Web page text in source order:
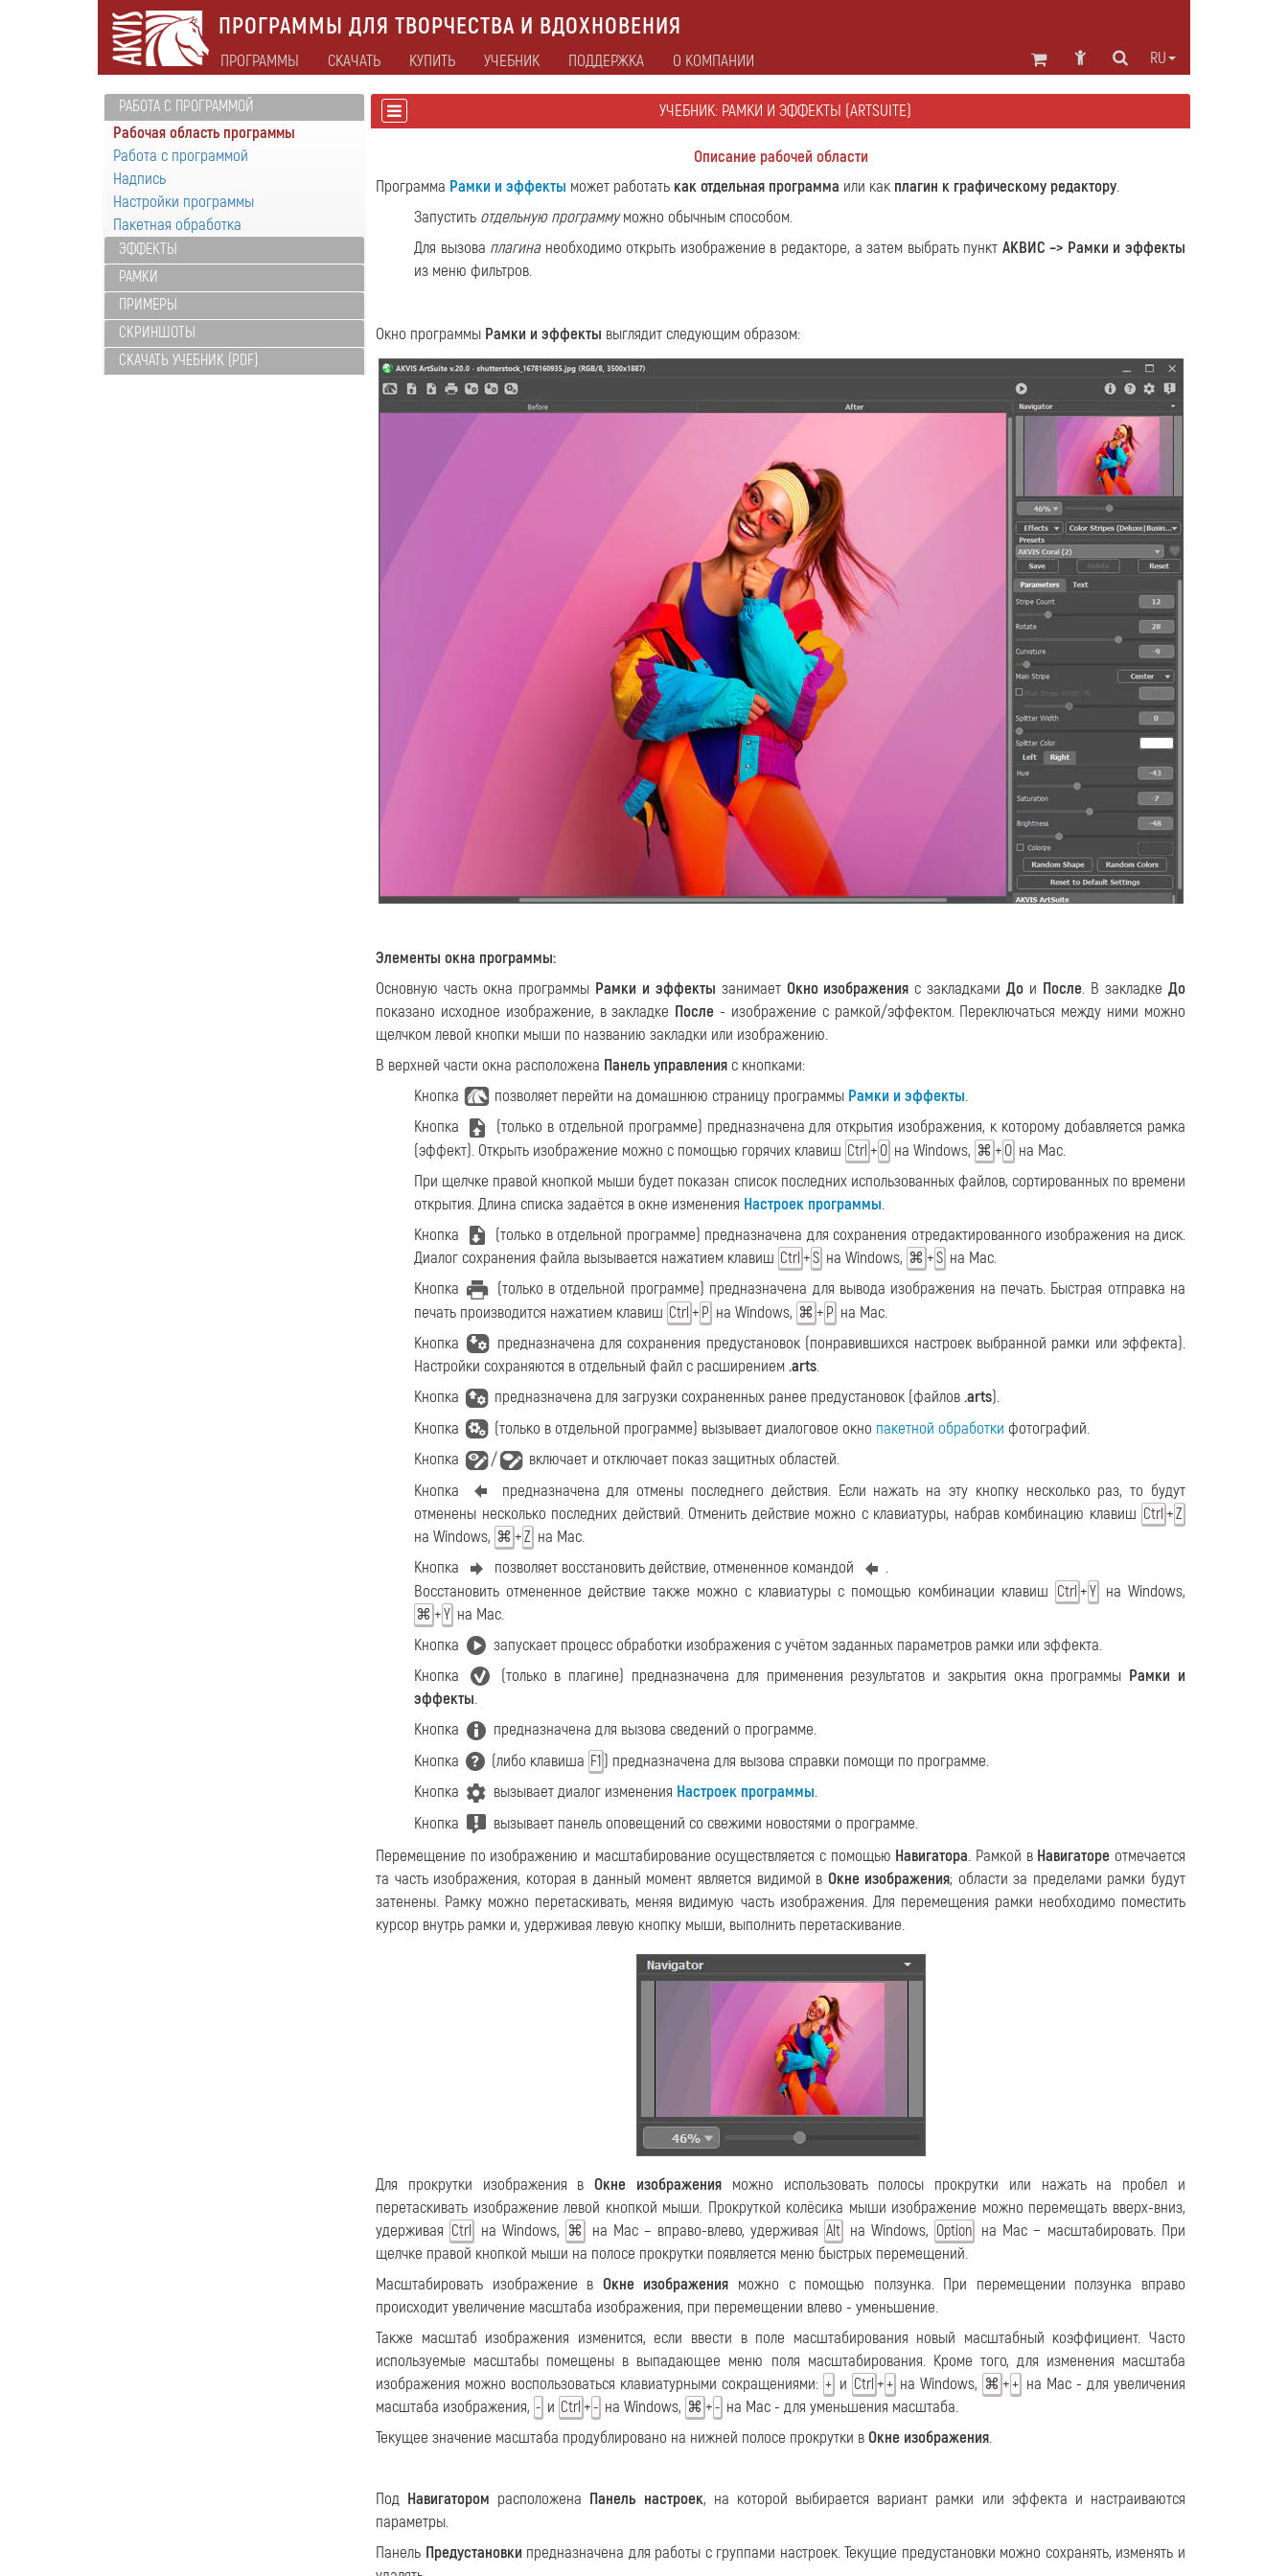
ПРОГРАММЫ ДЛЯ ТВОРЧЕСТВА И ВДОХНОВЕНИЯ
RU
ПРОГРАММЫ СКАЧАТЬ КУПИТЬ УЧЕБНИК ПОДДЕРЖКА О КОМПАНИИ
РАБОТА С ПРОГРАММОЙ
Рабочая область программы
Работа с программой
Надпись
Настройки программы
Пакетная обработка
ЭФФЕКТЫ
РАМКИ
ПРИМЕРЫ
СКРИНШОТЫ
СКАЧАТЬ УЧЕБНИК (PDF)
УЧЕБНИК: РАМКИ И ЭФФЕКТЫ (ARTSUITE)
Описание рабочей области
Программа Рамки и эффекты может работать как отдельная программа или как плагин к графическому редактору.
Запустить отдельную программуможно обычным способом.
Для вызова плагинанеобходимо открыть изображение в редакторе, а затем выбрать пункт АКВИС –> Рамки и эффекты
из меню фильтров.
Окно программы Рамки и эффекты выглядит следующим образом:
Элементы окна программы:
Основную часть окна программы Рамки и эффекты занимает Окно изображения с закладкамиДо и После. В закладкеДо
показано исходное изображение, в закладке После - изображение с рамкой/эффектом. Переключаться между ними можно
щелчком левой кнопки мыши по названию закладки или изображению.
В верхней части окна расположена Панель управления с кнопками:
Кнопка
позволяет перейти на домашнюю страницу программы Рамки и эффекты.
Кнопка
(только в отдельной программе) предназначена для открытия изображения, к которому добавляется рамка
(эффект). Открыть изображение можно с помощью горячих клавиш Ctrl + O на Windows, ⌘ + O на Mac.
При щелчке правой кнопкой мыши будет показан список последних использованных файлов, сортированных по времени
открытия. Длина списка задаётся в окне изменения Настроек программы.
Кнопка
(только в отдельной программе) предназначена для сохранения отредактированного изображения на диск.
Диалог сохранения файла вызывается нажатием клавиш Ctrl +S на Windows, ⌘ +S на Mac.
Кнопка
(только в отдельной программе) предназначена для вывода изображения на печать. Быстрая отправка на
печать производится нажатием клавиш Ctrl + P на Windows, ⌘ + P на Mac.
Кнопка
предназначена для сохранения предустановок (понравившихся настроек выбранной рамки или эффекта).
Настройки сохраняются в отдельный файл с расширением.arts.
Кнопка
предназначена для загрузки сохраненных ранее предустановок (файлов.arts).
Кнопка
(только в отдельной программе) вызывает диалоговое окно пакетной обработки фотографий.
Кнопка
/
включает и отключает показ защитных областей.
Кнопка
предназначена для отмены последнего действия. Если нажать на эту кнопку несколько раз, то будут
отменены несколько последних действий. Отменить действие можно с клавиатуры, набрав комбинацию клавиш Ctrl +Z
на Windows, ⌘ +Z на Mac.
Кнопка
позволяет восстановить действие, отмененное командой
.
Восстановить отмененное действие также можно с клавиатуры с помощью комбинации клавиш Ctrl +Y на Windows,
⌘ +Y на Mac.
Кнопка
запускает процесс обработки изображения с учётом заданных параметров рамки или эффекта.
Кнопка
(только в плагине) предназначена для применения результатов и закрытия окна программы Рамки и
эффекты.
Кнопка
предназначена для вызова сведений о программе.
Кнопка
(либо клавиша F1 ) предназначена для вызова справки помощи по программе.
Кнопка
вызывает диалог изменения Настроек программы.
Кнопка
вызывает панель оповещений со свежими новостями о программе.
Перемещение по изображению и масштабирование осуществляется с помощью Навигатора. Рамкой в Навигаторе отмечается
та часть изображения, которая в данный момент является видимой в Окне изображения; области за пределами рамки будут
затенены. Рамку можно перетаскивать, меняя видимую часть изображения. Для перемещения рамки необходимо поместить
курсор внутрь рамки и, удерживая левую кнопку мыши, выполнить перетаскивание.
Для прокрутки изображения вОкне изображенияможно использовать полосы прокрутки или нажать на пробел и
перетаскивать изображение левой кнопкой мыши. Прокруткой колёсика мыши изображение можно перемещать вверх-вниз,
удерживая Ctrl на Windows, ⌘ на Mac – вправо-влево, удерживая Alt на Windows, Option на Mac − масштабировать. При
щелчке правой кнопкой мыши на полосе прокрутки появляется меню быстрых перемещений.
Масштабировать изображение в Окне изображения можно с помощью ползунка. При перемещении ползунка вправо
происходит увеличение масштаба изображения, при перемещении влево - уменьшение.
Также масштаб изображения изменится, если ввести в поле масштабирования новый масштабный коэффициент. Часто
используемые масштабы помещены в выпадающее меню поля масштабирования. Кроме того, для изменения масштаба
изображения можно воспользоваться клавиатурными сокращениями: + и Ctrl ++ на Windows, ⌘ ++ на Mac - для увеличения
масштаба изображения, - и Ctrl +- на Windows, ⌘ +- на Mac - для уменьшения масштаба.
Текущее значение масштаба продублировано на нижней полосе прокрутки вОкне изображения.
Под Навигатором расположена Панель настроек, на которой выбирается вариант рамки или эффекта и настраиваются
параметры.
Панель Предустановки предназначена для работы с группами настроек. Текущие предустановки можно сохранять, изменять и